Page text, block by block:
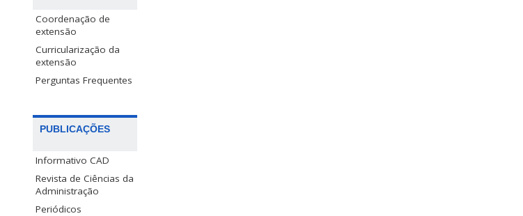
Coordenação de
extensão
Curricularização da
extensão
Perguntas Frequentes
PUBLICAÇÕES
Informativo CAD
Revista de Ciências da
Administração
Periódicos